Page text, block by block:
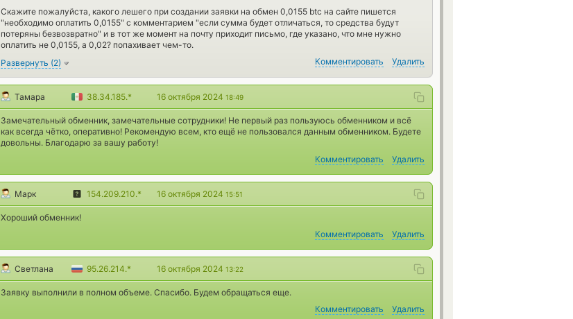
Скажите пожалуйста, какого лешего при создании заявки на обмен 0,0155 btc на сайте пишется
"необходимо оплатить 0,0155" с комментарием "если сумма будет отличаться, то средства будут
потеряны безвозвратно" и в тот же момент на почту приходит письмо, где указано, что мне нужно
оплатить не 0,0155, а 0,02? попахивает чем-то.
Развернуть (2) Комментировать Удалить
Тамара 38.34.185.* 16 октября 2024 18:49
Замечательный обменник, замечательные сотрудники! Не первый раз пользуюсь обменником и всё
как всегда чётко, оперативно! Рекомендую всем, кто ещё не пользовался данным обменником. Будете
довольны. Благодарю за вашу работу!
Комментировать
Удалить
Марк 154.209.210.* 16 октября 2024 15:51
Хороший обменник!
Комментировать
Удалить
Светлана 95.26.214.* 16 октября 2024 13:22
Заявку выполнили в полном объеме. Спасибо. Будем обращаться еще.
Комментировать
Удалить